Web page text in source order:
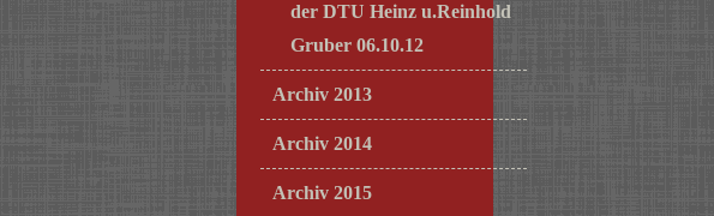
der DTU Heinz u.Reinhold
Gruber 06.10.12
Archiv 2013
Archiv 2014
Archiv 2015